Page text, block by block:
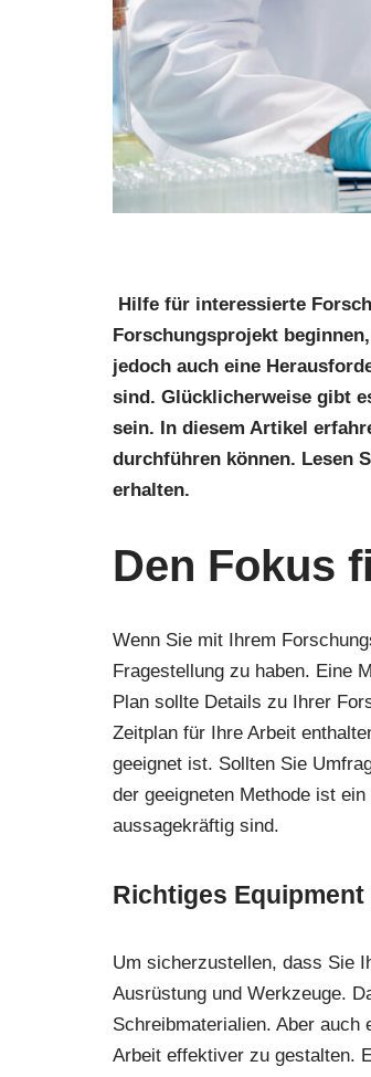
Hilfe für interessierte
Forschungsprojekt
jedoch auch eine
sind. Glücklicherweise gibt
sein. In diesem Artikel
durchführen können. Lesen
erhalten.
Den Fokus
Wenn Sie mit Ihrem
Fragestellung zu haben. Eine
Plan sollte Details zu Ihrer
Zeitplan für Ihre Arbeit
geeignet ist. Sollten Sie
der geeigneten Methode ist
aussagekräftig sind.
Richtiges
Um sicherzustellen, dass Sie
Ausrüstung und Werkzeuge.
Schreibmaterialien. Aber auch
Arbeit effektiver zu gestalten.